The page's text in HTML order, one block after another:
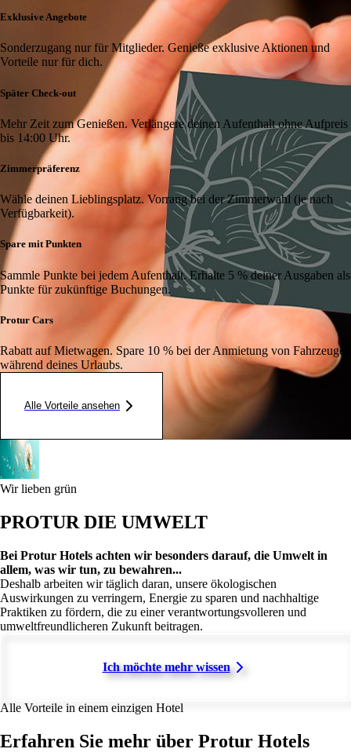
Exklusive Angebote
Sonderzugang nur für Mitglieder. Genieße exklusive Aktionen und
Vorteile nur für dich.
Später Check-out
Mehr Zeit zum Genießen. Verlängere deinen Aufenthalt ohne Aufpreis
bis 14:00 Uhr.
Zimmerpräferenz
Wähle deinen Lieblingsplatz. Vorrang bei der Zimmerwahl (je nach
Verfügbarkeit).
Spare mit Punkten
Sammle Punkte bei jedem Aufenthalt. Erhalte 5 % deiner Ausgaben als
Punkte für zukünftige Buchungen.
Protur Cars
Rabatt auf Mietwagen. Spare 10 % bei der Anmietung von Fahrzeugen
während deines Urlaubs.
Alle Vorteile ansehen
Wir lieben grün
PROTUR DIE UMWELT
Bei Protur Hotels achten wir besonders darauf, die Umwelt in
allem, was wir tun, zu bewahren...
Deshalb arbeiten wir täglich daran, unsere ökologischen
Auswirkungen zu verringern, Energie zu sparen und nachhaltige
Praktiken zu fördern, die zu einer verantwortungsvolleren und
umweltfreundlicheren Zukunft beitragen.
Ich möchte mehr wissen
Alle Vorteile in einem einzigen Hotel
Erfahren Sie mehr über Protur Hotels